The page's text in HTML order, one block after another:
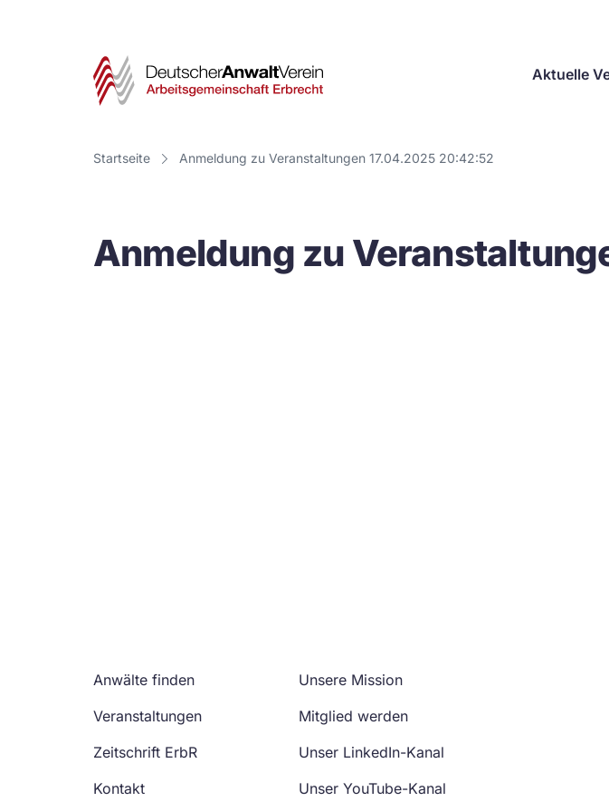
Deutscher
Verein
Aktuelle
Startseite Anmeldung zu Veranstaltungen 17.04.2025 20:42:52
Anmeldung zu
Anwälte finden
Veranstaltungen
Zeitschrift ErbR
Kontakt
Unsere Mission
Mitglied werden
Unser LinkedIn-Kanal
Unser YouTube-Kanal